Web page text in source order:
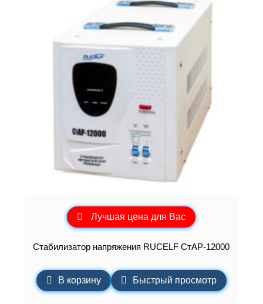
Лучшая цена для Вас
Стабилизатор напряжения RUCELF СтАР-12000
В корзину Быстрый просмотр